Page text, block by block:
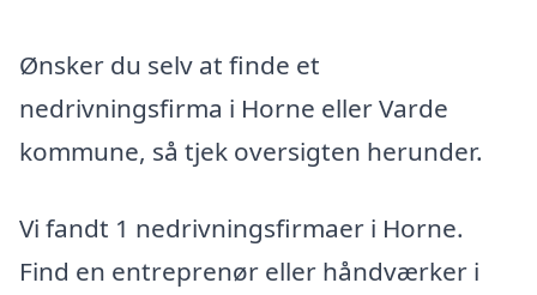
Ønsker du selv at finde et
nedrivningsfirma i Horne eller Varde
kommune, så tjek oversigten herunder.
Vi fandt 1 nedrivningsfirmaer i Horne.
Find en entreprenør eller håndværker i